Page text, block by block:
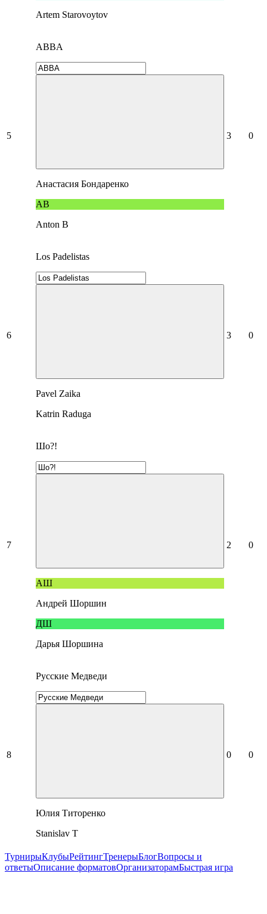
Artem Starovoytov
5
ABBA
Анастасия Бондаренко
AB
Anton B
3 0
6
Los Padelistas
Pavel Zaika
Katrin Raduga
3 0
7
Шо?!
АШ
Андрей Шоршин
ДШ
Дарья Шоршина
2 0
8
Русские Медведи
Юлия Титоренко
Stanislav Т
0 0
ТурнирыКлубыРейтингТренерыБлогВопросы и
ответыОписание форматовОрганизаторамБыстрая игра